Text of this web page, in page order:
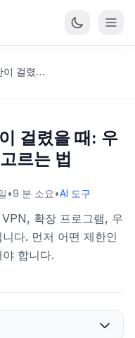
ChatGPT 이미지 제한이 걸렸을 때: 우회 대신 안전한 경로를 고르는 법
걸렸을 때: 우
르는 법
•9 분 소요 •AI 도구
확장 프로그램, 우
다. 먼저 어떤 제한인
합니다.